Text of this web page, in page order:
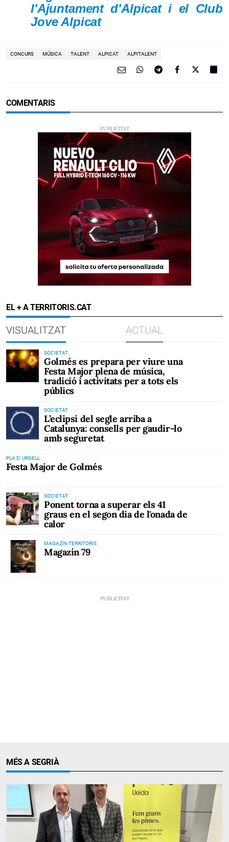
l'Ajuntament d'Alpicat i el Club
Jove Alpicat
CONCURS MÚSICA TALENT ALPICAT ALPITALENT
COMENTARIS
EL + A TERRITORIS.CAT
VISUALITZAT ACTUAL
SOCIETAT
Golmés es prepara per viure una
Festa Major plena de música,
tradició i activitats per a tots els
públics
SOCIETAT
L’eclipsi del segle arriba a
Catalunya: consells per gaudir-lo
amb seguretat
PLA D' URGELL
Festa Major de Golmés
SOCIETAT
Ponent torna a superar els 41
graus en el segon dia de l'onada de
calor
MAGAZÍN TERRITORIS
Magazín 79
MÉS A SEGRIÀ